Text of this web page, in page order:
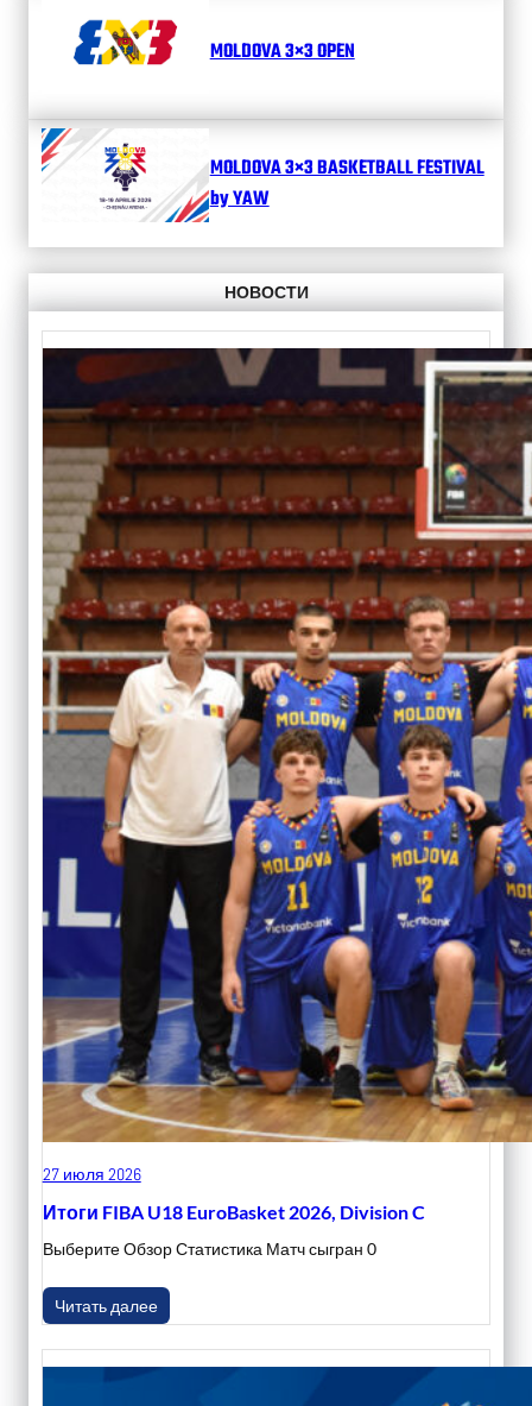
MOLDOVA 3×3 OPEN
MOLDOVA 3×3 BASKETBALL FESTIVAL
by YAW
НОВОСТИ
27 июля 2026
Итоги FIBA U18 EuroBasket 2026, Division C
Выберите Обзор Статистика Матч сыгран 0
Читать далее